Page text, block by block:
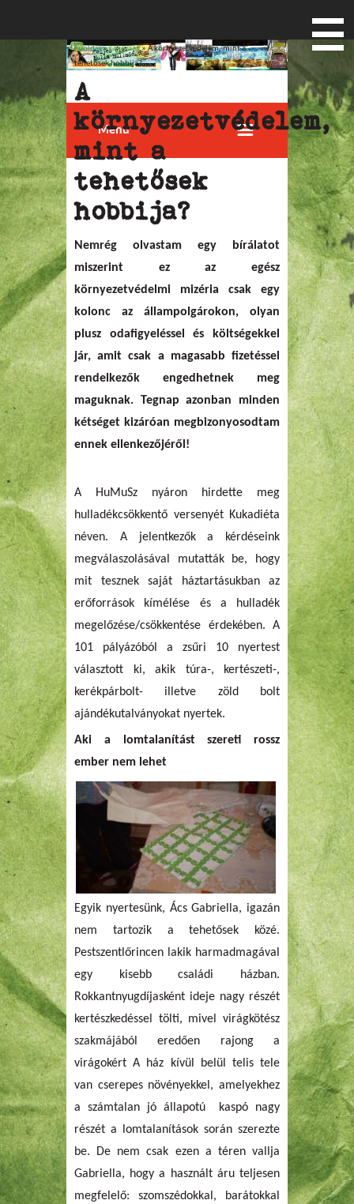
Menu
Jelenlegi hely
Főoldal»Lakosság» A környezetvédelem, mint a
tehetősek hobbija?
A
környezetvédelem,
mint a
tehetősek
hobbija?
Nemrég olvastam egy bírálatot
miszerint ez az egész
környezetvédelmi mizéria csak egy
kolonc az állampolgárokon, olyan
plusz odafigyeléssel és költségekkel
jár, amit csak a magasabb fizetéssel
rendelkezők engedhetnek meg
maguknak. Tegnap azonban minden
kétséget kizáróan megbizonyosodtam
ennek ellenkezőjéről!
A HuMuSz nyáron hirdette meg
hulladékcsökkentő versenyét Kukadiéta
néven. A jelentkezők a kérdéseink
megválaszolásával mutatták be, hogy
mit tesznek saját háztartásukban az
erőforrások kímélése és a hulladék
megelőzése/csökkentése érdekében. A
101 pályázóból a zsűri 10 nyertest
választott ki, akik túra-, kertészeti-,
kerékpárbolt- illetve zöld bolt
ajándékutalványokat nyertek.
Aki a lomtalanítást szereti rossz
ember nem lehet
Egyik nyertesünk, Ács Gabriella, igazán
nem tartozik a tehetősek közé.
Pestszentlőrincen lakik harmadmagával
egy kisebb családi házban.
Rokkantnyugdíjasként ideje nagy részét
kertészkedéssel tölti, mivel virágkötész
szakmájából eredően rajong a
virágokért A ház kívül belül telis tele
van cserepes növényekkel, amelyekhez
a számtalan jó állapotú kaspó nagy
részét a lomtalanítások során szerezte
be. De nem csak ezen a téren vallja
Gabriella, hogy a használt áru teljesen
megfelelő: szomszédokkal, barátokkal